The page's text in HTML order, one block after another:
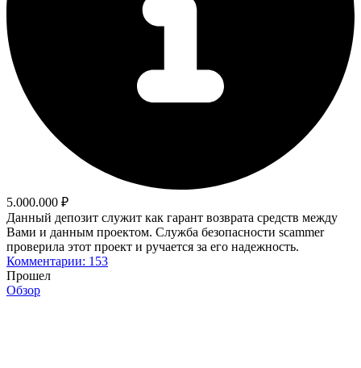
5.000.000 ₽
Данный депозит служит как гарант возврата средств между
Вами и данным проектом. Служба безопасности scammer
проверила этот проект и ручается за его надежность.
Комментарии: 153
Прошел
Обзор